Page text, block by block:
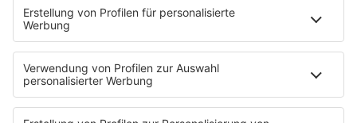
bringen eine erfolgreich abgeschlossene
kaufmännische Ausbildung mit. Praktische Erfahrung in
den Bereichen Versandhandel / Logistik / Importe
sollte ebenso vorhanden sein wie gute
Englischkenntnisse und MS-Office Kenntnisse (vor
allem in Excel). Erfahrung mit